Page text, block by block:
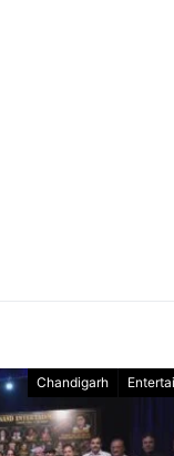
Chandigarh